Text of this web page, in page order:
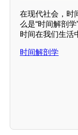
在现代社会，时
么是“时间解剖
时间在我们生活
时间解剖学